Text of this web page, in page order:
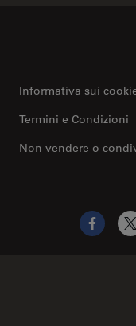
Informativa sui
Non vendere o
Termini e Condizioni